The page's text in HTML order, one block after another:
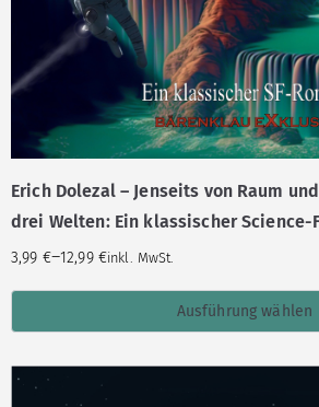
Erich Dolezal – Jenseits von Raum
drei Welten: Ein klassischer
3,99 €–12,99 €inkl. MwSt.
Ausführung wählen